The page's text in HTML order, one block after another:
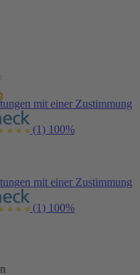
mit einer Zustimmung
(1) 100%
mit einer Zustimmung
(1) 100%